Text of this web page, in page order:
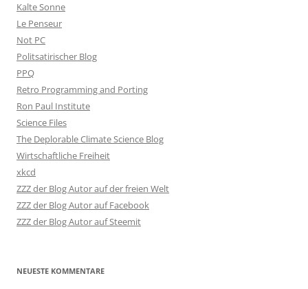
Kalte Sonne
Le Penseur
Not PC
Politsatirischer Blog
PPQ
Retro Programming and Porting
Ron Paul Institute
Science Files
The Deplorable Climate Science Blog
Wirtschaftliche Freiheit
xkcd
ZZZ der Blog Autor auf der freien Welt
ZZZ der Blog Autor auf Facebook
ZZZ der Blog Autor auf Steemit
NEUESTE KOMMENTARE